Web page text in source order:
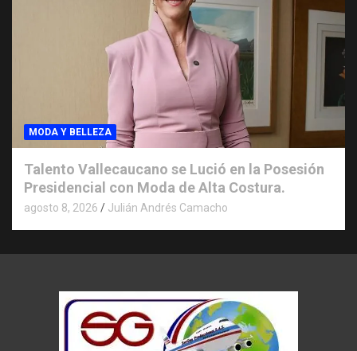
MODA Y BELLEZA
Talento Vallecaucano se Lució en la Posesión
Presidencial con Moda de Alta Costura.
agosto 8, 2026 Julián Andrés Camacho